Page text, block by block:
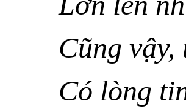
Cũng vậy,
Có lòng